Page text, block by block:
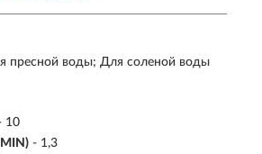
пресной воды; Для соленой воды
10
- 1,3